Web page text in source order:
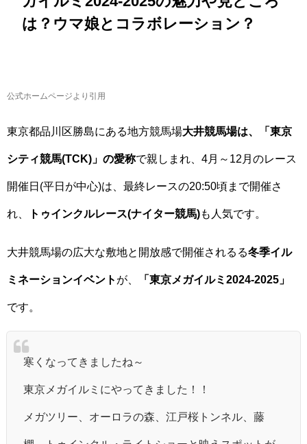
は？ウマ娘とコラボレーション？
公式ホームページより引用
東京都品川区勝島にある地方競馬場大井競馬場は、「東京
シティ競馬(TCK)」の愛称で親しまれ、4月～12月のレース
開催日(平日が中心)は、最終レースの20:50頃まで開催さ
れ、 トゥインクルレース(ナイター競馬)も人気です。
大井競馬場の広大な敷地と開放感で開催されるる冬季イル
ミネーションイベント が、 「東京メガイルミ2024-2025」
です。
寒くなってきましたね～
東京メガイルミにやってきました！！
メガツリー、オーロラの森、江戸桜トンネル、藤